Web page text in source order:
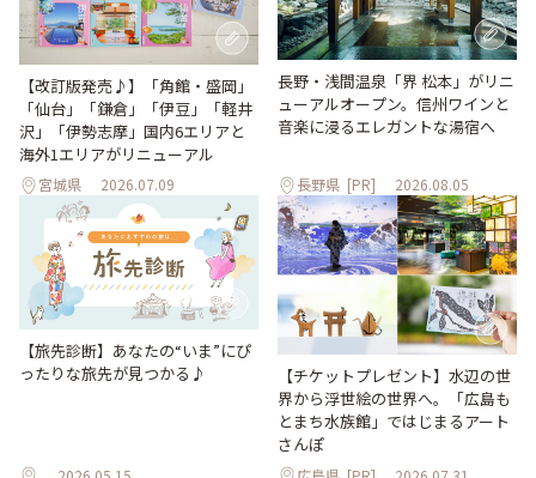
【改訂版発売♪】「角館・盛岡」
「仙台」「鎌倉」「伊豆」「軽井
沢」「伊勢志摩」国内6エリアと
海外1エリアがリニューアル
宮城県 2026.07.09
長野・浅間温泉「界 松本」がリニ
ューアルオープン。信州ワインと
音楽に浸るエレガントな湯宿へ
長野県 [PR] 2026.08.05
【旅先診断】あなたの“いま”にぴ
ったりな旅先が見つかる♪
【チケットプレゼント】水辺の世
界から浮世絵の世界へ。「広島も
とまち水族館」ではじまるアート
さんぽ